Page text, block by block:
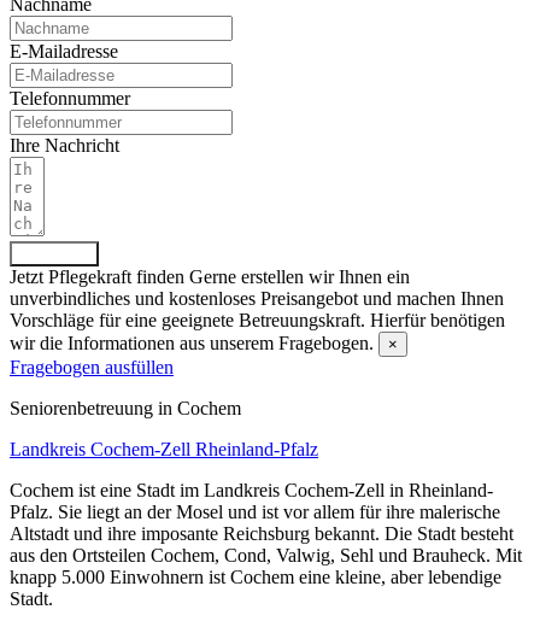
E-Mailadresse
Telefonnummer
Ihre Nachricht
Jetzt Pflegekraft finden Gerne erstellen wir Ihnen ein
unverbindliches und kostenloses Preisangebot und machen Ihnen
Vorschläge für eine geeignete Betreuungskraft. Hierfür benötigen
wir die Informationen aus unserem Fragebogen.
×
Fragebogen ausfüllen
Senioren­betreuung in Cochem
Landkreis Cochem-Zell Rheinland-Pfalz
Cochem ist eine Stadt im Landkreis Cochem-Zell in Rheinland-
Pfalz. Sie liegt an der Mosel und ist vor allem für ihre malerische
Altstadt und ihre imposante Reichsburg bekannt. Die Stadt besteht
aus den Ortsteilen Cochem, Cond, Valwig, Sehl und Brauheck. Mit
knapp 5.000 Einwohnern ist Cochem eine kleine, aber lebendige
Stadt.